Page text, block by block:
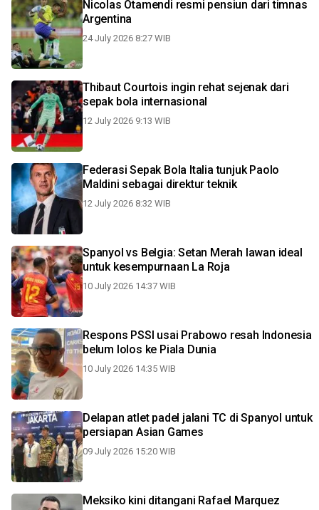
Nicolas Otamendi resmi pensiun dari timnas
Argentina
24 July 2026 8:27 WIB
Thibaut Courtois ingin rehat sejenak dari
sepak bola internasional
12 July 2026 9:13 WIB
Federasi Sepak Bola Italia tunjuk Paolo
Maldini sebagai direktur teknik
12 July 2026 8:32 WIB
Spanyol vs Belgia: Setan Merah lawan ideal
untuk kesempurnaan La Roja
10 July 2026 14:37 WIB
Respons PSSI usai Prabowo resah Indonesia
belum lolos ke Piala Dunia
10 July 2026 14:35 WIB
Delapan atlet padel jalani TC di Spanyol untuk
persiapan Asian Games
09 July 2026 15:20 WIB
Meksiko kini ditangani Rafael Marquez